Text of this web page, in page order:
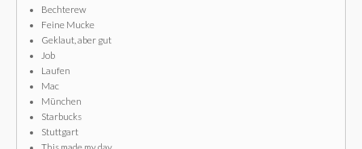
Bechterew
Feine Mucke
Geklaut, aber gut
Job
Laufen
Mac
München
Starbucks
Stuttgart